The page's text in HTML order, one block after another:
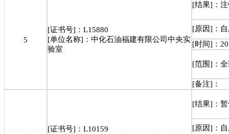
5
[证书号]：L15880
[单位名称]：中化石油福建有限公司中央实
验室
[结果]：
[原因]：
[时间]：
[范围]：
[备注]：
[证书号]：L10159
[结果]：
[原因]：